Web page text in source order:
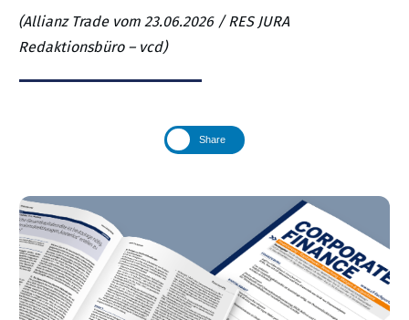
(Allianz Trade vom 23.06.2026 / RES JURA
Redaktionsbüro – vcd)
Share